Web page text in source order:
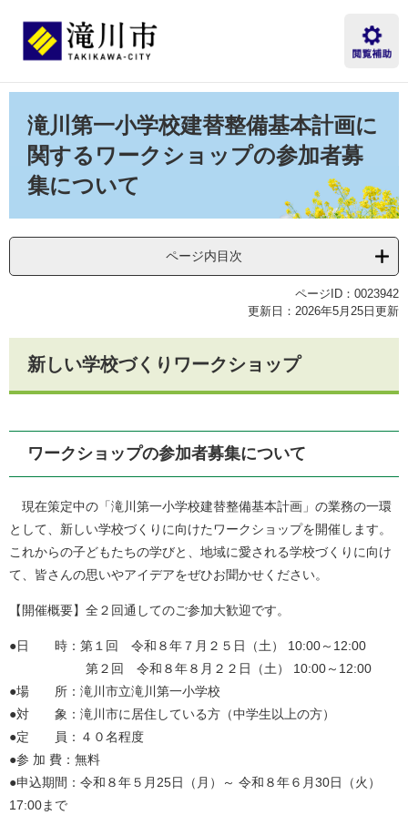
先
を
へ
滝川第一小学校建替整備基本計画に
関するワークショップの参加者募
集について
ページ内目次
ページID：0023942
更新日：2026年5月25日更新
新しい学校づくりワークショップ
ワークショップの参加者募集について
現在策定中の「滝川第一小学校建替整備基本計画」の業務の一環
として、新しい学校づくりに向けたワークショップを開催します。
これからの子どもたちの学びと、地域に愛される学校づくりに向け
て、皆さんの思いやアイデアをぜひお聞かせください。
【開催概要】全２回通してのご参加大歓迎です。
●日 時：第１回 令和８年７月２５日（土） 10:00～12:00
第２回 令和８年８月２２日（土） 10:00～12:00
​●場 所：滝川市立滝川第一小学校
●対 象：滝川市に居住している方（中学生以上の方）
●定 員：４０名程度
●参 加 費：無料
●申込期間：令和８年５月25日（月）～ 令和８年６月30日（火）
17:00まで